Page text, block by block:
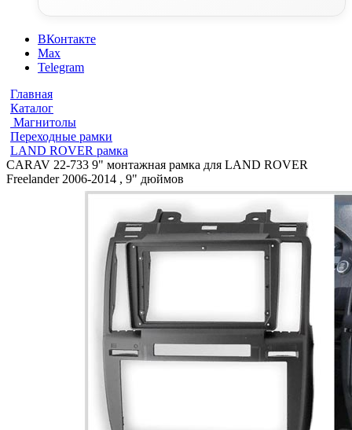
ВКонтакте
Max
Telegram
Главная
Каталог
Магнитолы
Переходные рамки
LAND ROVER рамка
CARAV 22-733 9" монтажная рамка для LAND ROVER
Freelander 2006-2014 , 9" дюймов